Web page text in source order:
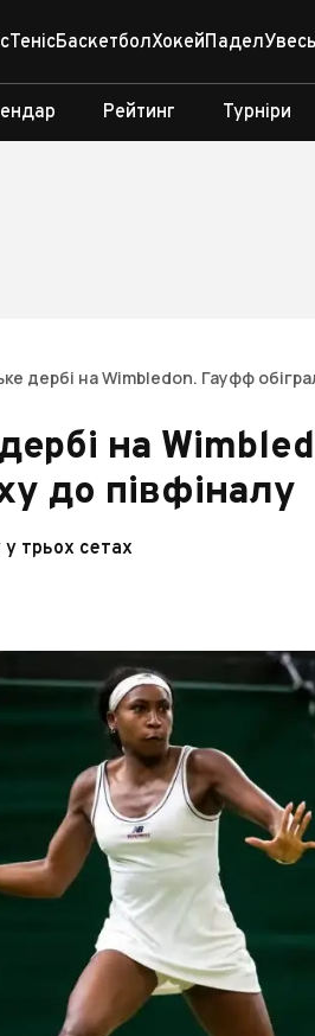
ТенісБаскетболХокейПадел
Рейтинг Турніри
дербі на Wimbledon. Гауфф
на
до півфіналу
трьох сетах